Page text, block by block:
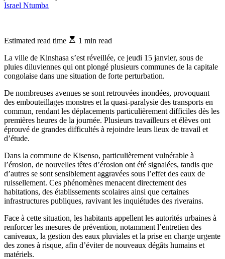
Israel Ntumba
Estimated read time
1 min read
La ville de Kinshasa s’est réveillée, ce jeudi 15 janvier, sous de
pluies diluviennes qui ont plongé plusieurs communes de la capitale
congolaise dans une situation de forte perturbation.
De nombreuses avenues se sont retrouvées inondées, provoquant
des embouteillages monstres et la quasi-paralysie des transports en
commun, rendant les déplacements particulièrement difficiles dès les
premières heures de la journée. Plusieurs travailleurs et élèves ont
éprouvé de grandes difficultés à rejoindre leurs lieux de travail et
d’étude.
Dans la commune de Kisenso, particulièrement vulnérable à
l’érosion, de nouvelles têtes d’érosion ont été signalées, tandis que
d’autres se sont sensiblement aggravées sous l’effet des eaux de
ruissellement. Ces phénomènes menacent directement des
habitations, des établissements scolaires ainsi que certaines
infrastructures publiques, ravivant les inquiétudes des riverains.
Face à cette situation, les habitants appellent les autorités urbaines à
renforcer les mesures de prévention, notamment l’entretien des
caniveaux, la gestion des eaux pluviales et la prise en charge urgente
des zones à risque, afin d’éviter de nouveaux dégâts humains et
matériels.